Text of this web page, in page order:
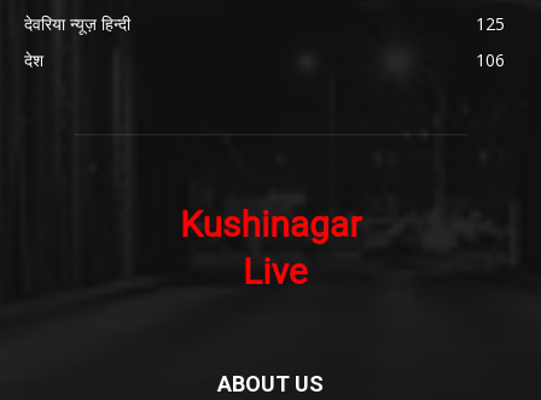
देवरिया न्यूज़ हिन्दी
125
देश
106
ABOUT US